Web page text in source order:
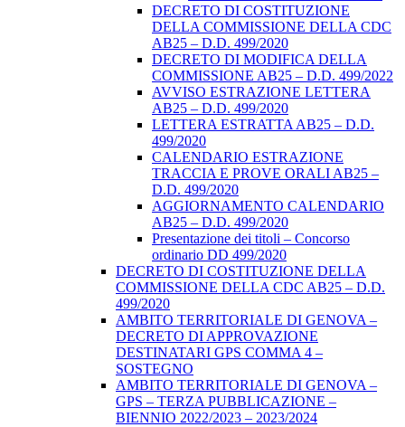
DECRETO DI COSTITUZIONE
DELLA COMMISSIONE DELLA CDC
AB25 – D.D. 499/2020
DECRETO DI MODIFICA DELLA
COMMISSIONE AB25 – D.D. 499/2022
AVVISO ESTRAZIONE LETTERA
AB25 – D.D. 499/2020
LETTERA ESTRATTA AB25 – D.D.
499/2020
CALENDARIO ESTRAZIONE
TRACCIA E PROVE ORALI AB25 –
D.D. 499/2020
AGGIORNAMENTO CALENDARIO
AB25 – D.D. 499/2020
Presentazione dei titoli – Concorso
ordinario DD 499/2020
DECRETO DI COSTITUZIONE DELLA
COMMISSIONE DELLA CDC AB25 – D.D.
499/2020
AMBITO TERRITORIALE DI GENOVA –
DECRETO DI APPROVAZIONE
DESTINATARI GPS COMMA 4 –
SOSTEGNO
AMBITO TERRITORIALE DI GENOVA –
GPS – TERZA PUBBLICAZIONE –
BIENNIO 2022/2023 – 2023/2024